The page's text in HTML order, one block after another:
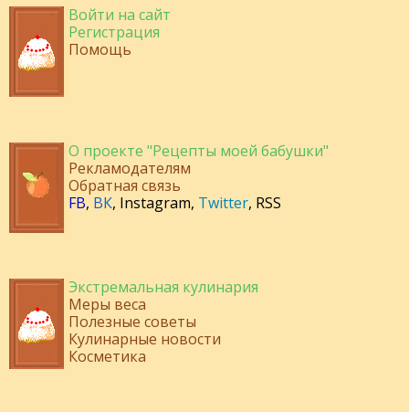
Войти на сайт
Регистрация
Помощь
О проекте "Рецепты моей бабушки"
Рекламодателям
Обратная связь
FB, ВК, Instagram, Twitter, RSS
Экстремальная кулинария
Меры веса
Полезные советы
Кулинарные новости
Косметика